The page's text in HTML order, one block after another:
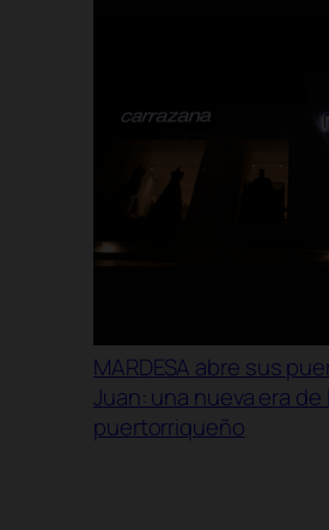
MARDESA abre sus
Juan: una nueva era
puertorriqueño